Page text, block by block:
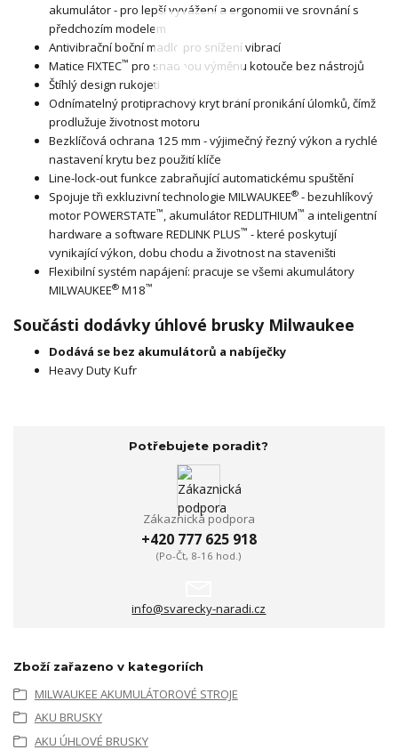
akumulátor - pro lepší vyvážení a ergonomii ve srovnání s
předchozím modelem
Antivibrační boční madlo pro snížení vibrací
Matice FIXTEC™ pro snadnou výměnu kotouče bez nástrojů
Štíhlý design rukojeti
Odnímatelný protiprachový kryt brání pronikání úlomků, čímž
prodlužuje životnost motoru
Bezklíčová ochrana 125 mm - výjimečný řezný výkon a rychlé
nastavení krytu bez použití klíče
Line-lock-out funkce zabraňující automatickému spuštění
Spojuje tři exkluzivní technologie MILWAUKEE® - bezuhlíkový
motor POWERSTATE™, akumulátor REDLITHIUM™ a inteligentní
hardware a software REDLINK PLUS™ - které poskytují
vynikající výkon, dobu chodu a životnost na staveništi
Flexibilní systém napájení: pracuje se všemi akumulátory
MILWAUKEE® M18™
Součásti dodávky úhlové brusky Milwaukee
Dodává se bez akumulátorů a nabíječky
Heavy Duty Kufr
Potřebujete poradit?
Zákaznická podpora
+420 777 625 918
(Po-Čt, 8-16 hod.)
info@svarecky-naradi.cz
Zboží zařazeno v kategoriích
MILWAUKEE AKUMULÁTOROVÉ STROJE
AKU BRUSKY
AKU ÚHLOVÉ BRUSKY